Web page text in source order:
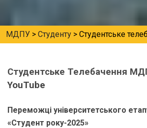
МДПУ > Студенту > Студентське
Студентське Телебачення
YouTube
Переможці університетського
«Студент року-2025»